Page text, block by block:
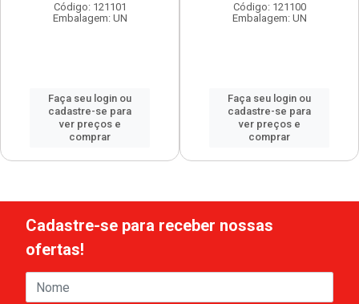
Código: 121101
Embalagem: UN
Faça seu login ou
cadastre-se para
ver preços e
comprar
Código: 121100
Embalagem: UN
Faça seu login ou
cadastre-se para
ver preços e
comprar
Cadastre-se para receber nossas
ofertas!